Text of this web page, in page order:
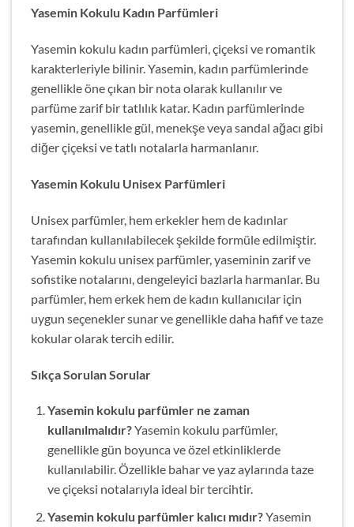
Yasemin Kokulu Kadın Parfümleri
Yasemin kokulu kadın parfümleri, çiçeksi ve romantik
karakterleriyle bilinir. Yasemin, kadın parfümlerinde
genellikle öne çıkan bir nota olarak kullanılır ve
parfüme zarif bir tatlılık katar. Kadın parfümlerinde
yasemin, genellikle gül, menekşe veya sandal ağacı gibi
diğer çiçeksi ve tatlı notalarla harmanlanır.
Yasemin Kokulu Unisex Parfümleri
Unisex parfümler, hem erkekler hem de kadınlar
tarafından kullanılabilecek şekilde formüle edilmiştir.
Yasemin kokulu unisex parfümler, yaseminin zarif ve
sofistike notalarını, dengeleyici bazlarla harmanlar. Bu
parfümler, hem erkek hem de kadın kullanıcılar için
uygun seçenekler sunar ve genellikle daha hafif ve taze
kokular olarak tercih edilir.
Sıkça Sorulan Sorular
Yasemin kokulu parfümler ne zaman
kullanılmalıdır?Yasemin kokulu parfümler,
genellikle gün boyunca ve özel etkinliklerde
kullanılabilir. Özellikle bahar ve yaz aylarında taze
ve çiçeksi notalarıyla ideal bir tercihtir.
Yasemin kokulu parfümler kalıcı mıdır?Yasemin